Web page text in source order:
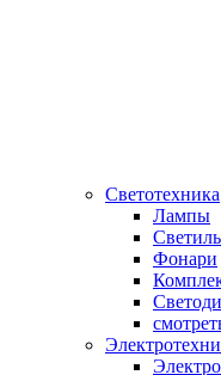
Светотехника
Лампы
Фонари